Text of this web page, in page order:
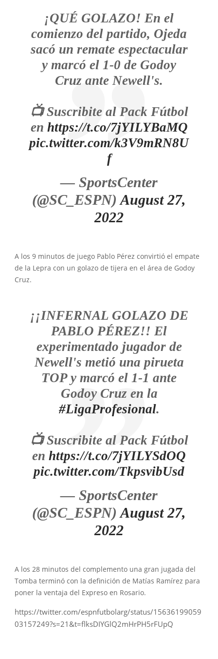
¡QUÉ GOLAZO! En el
comienzo del partido, Ojeda
sacó un remate espectacular
y marcó el 1-0 de Godoy
Cruz ante Newell's.
📺 Suscribite al Pack Fútbol
en https://t.co/7jYILYBaMQ
pic.twitter.com/k3V9mRN8U
f
— SportsCenter
(@SC_ESPN)August 27,
2022
A los 9 minutos de juego Pablo Pérez convirtió el empate
de la Lepra con un golazo de tijera en el área de Godoy
Cruz.
¡¡INFERNAL GOLAZO DE
PABLO PÉREZ!! El
experimentado jugador de
Newell's metió una pirueta
TOP y marcó el 1-1 ante
Godoy Cruz en la
#LigaProfesional.
📺 Suscribite al Pack Fútbol
en https://t.co/7jYILYSdOQ
pic.twitter.com/TkpsvibUsd
— SportsCenter
(@SC_ESPN)August 27,
2022
A los 28 minutos del complemento una gran jugada del
Tomba terminó con la definición de Matías Ramírez para
poner la ventaja del Expreso en Rosario.
https://twitter.com/espnfutbolarg/status/15636199059
03157249?s=21&t=flksDIYGlQ2mHrPH5rFUpQ